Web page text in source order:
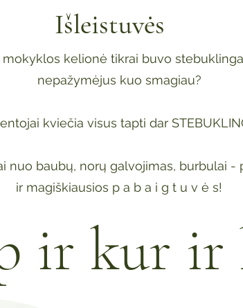
Išleistuvės
kelionė tikrai buvo
nepažymėjus kuo smagiau?
kviečia visus tapti dar
nuo baubų, norų galvojimas, burbulai -
ir magiškiausios p a b a i g t u v ė s!
ir kur ir